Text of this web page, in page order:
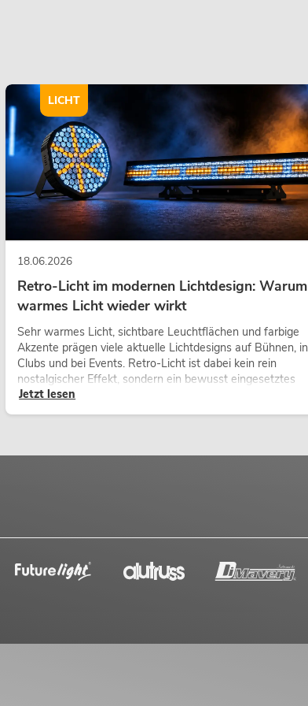
18.06.2026
Retro-Licht im modernen Lichtdesign: Warum
warmes Licht wieder wirkt
Sehr warmes Licht, sichtbare Leuchtflächen und farbige
Akzente prägen viele aktuelle Lichtdesigns auf Bühnen, in
Clubs und bei Events. Retro-Licht ist dabei kein rein
nostalgischer Effekt, sondern ein bewusst eingesetztes
Gestaltungsmittel: Es schafft Atmosphäre, gibt Szenen
Charakter und kann technische LED-Setups emotionaler
Jetzt lesen
LICHT